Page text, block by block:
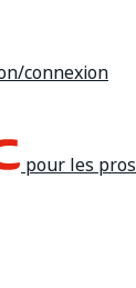
connexion
pour les pros